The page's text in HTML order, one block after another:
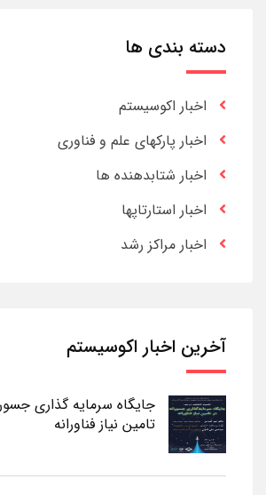
دسته بندی ها
اخبار اکوسیستم
اخبار پارکهای علم و فناوری
اخبار شتابدهنده ها
اخبار استارتاپها
اخبار مراکز رشد
آخرین اخبار اکوسیستم
جایگاه سرمایه گذاری
تامین نیاز فناورانه